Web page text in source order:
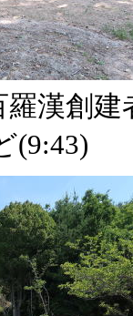
漢創建
(9:43)